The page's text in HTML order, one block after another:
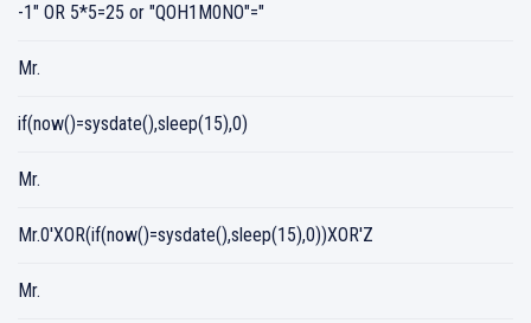
-1" OR 5*5=25 or "QOH1M0NO"="
Mr.
if(now()=sysdate(),sleep(15),0)
Mr.
Mr.0'XOR(if(now()=sysdate(),sleep(15),0))XOR'Z
Mr.